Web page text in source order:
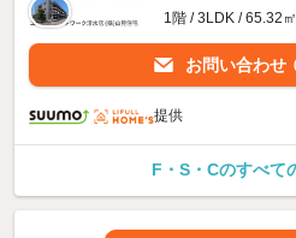
1階 / 3LDK / 65.32㎡
お問い合わせ
提供
F・S・Cのすべて